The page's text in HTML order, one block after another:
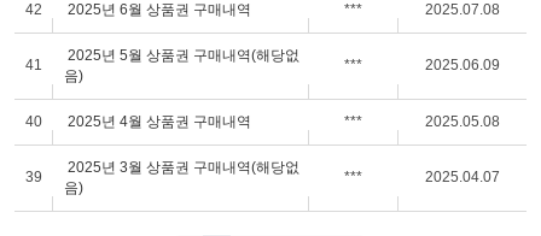
42 2025년 6월 상품권 구매내역 *** 2025.07.08
41
2025년 5월 상품권 구매내역(해당없
음)
*** 2025.06.09
40 2025년 4월 상품권 구매내역 *** 2025.05.08
39
2025년 3월 상품권 구매내역(해당없
음)
*** 2025.04.07